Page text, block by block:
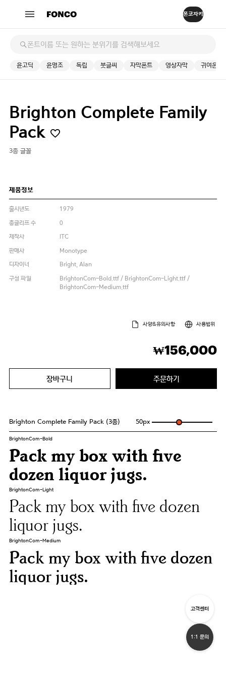
윤고딕 윤명조 독립 붓글씨 자막폰트 영상자막 귀여운
Brighton Complete Family
Pack
3종 글꼴
제품정보
출시년도
1979
총글리프 수
0
제작사
ITC
판매사
Monotype
디자이너
Bright, Alan
구성 파일
BrightonCom-Bold.ttf / BrightonCom-Light.ttf /
BrightonCom-Medium.ttf
사양&유의사항 사용범위
₩156,000
장바구니 주문하기
Brighton Complete Family Pack (3종) 50px
BrightonCom-Bold
Pack my box with five
dozen liquor jugs.
BrightonCom-Light
Pack my box with five dozen
liquor jugs.
BrightonCom-Medium
Pack my box with five dozen
liquor jugs.
고객센터
1:1 문의